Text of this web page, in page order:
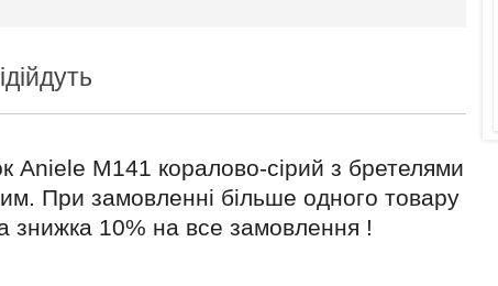
Aniele М141 коралово-сірий з бретелями
При замовленні більше одного товару
знижка 10% на все замовлення !